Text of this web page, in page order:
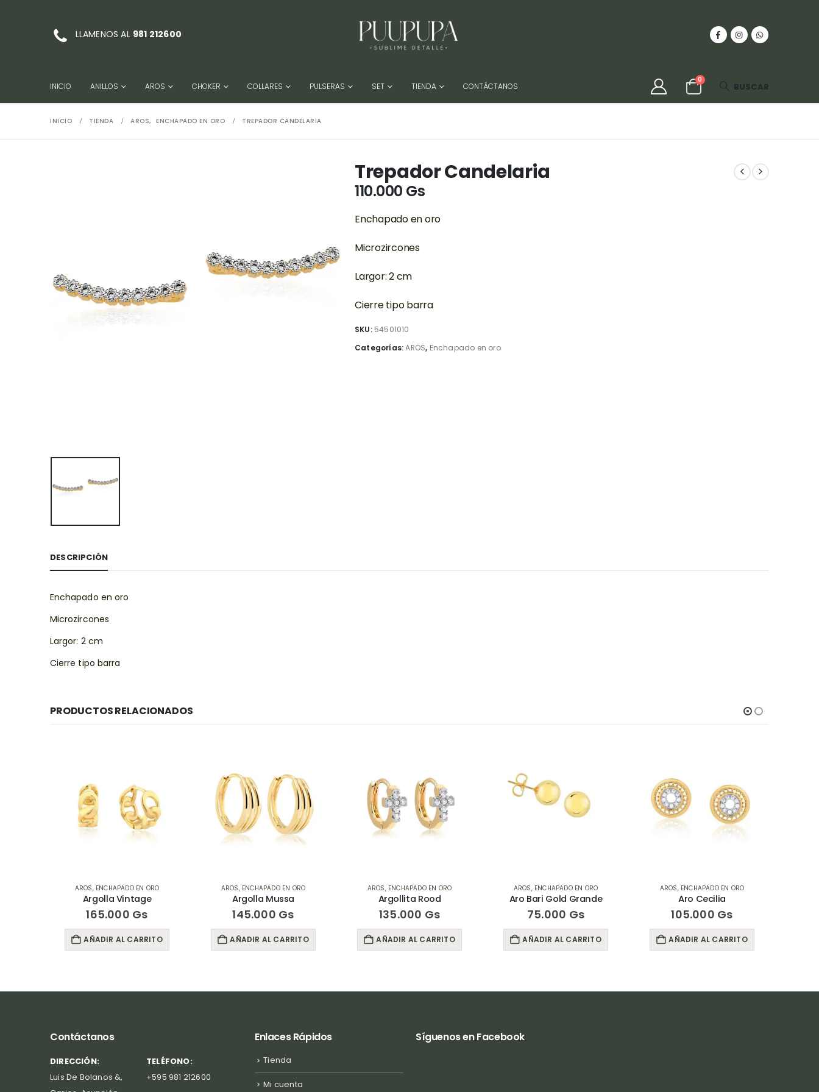
LLAMENOS AL 981 212600
INICIO ANILLOS AROS CHOKER COLLARES PULSERAS SET TIENDA CONTÁCTANOS
0
BUSCAR
INICIO TIENDA AROS, ENCHAPADO EN ORO TREPADOR CANDELARIA
Trepador Candelaria
110.000 Gs
Enchapado en oro
Microzircones
Largor: 2 cm
Cierre tipo barra
SKU: 54501010
Categorías:AROS, Enchapado en oro
DESCRIPCIÓN
Enchapado en oro
Microzircones
Largor: 2 cm
Cierre tipo barra
PRODUCTOS RELACIONADOS
AROS, ENCHAPADO EN ORO
Argolla Vintage
165.000 Gs
AÑADIR AL CARRITO
AROS, ENCHAPADO EN ORO
Argolla Mussa
145.000 Gs
AÑADIR AL CARRITO
AROS, ENCHAPADO EN ORO
Argollita Rood
135.000 Gs
AÑADIR AL CARRITO
AROS, ENCHAPADO EN ORO
Aro Bari Gold Grande
75.000 Gs
AÑADIR AL CARRITO
AROS, ENCHAPADO EN ORO
Aro Cecilia
105.000 Gs
AÑADIR AL CARRITO
Contáctanos
DIRECCIÓN:
Luis De Bolanos &,
TELÉFONO:
+595 981 212600
Enlaces Rápidos
Tienda
Mi cuenta
Síguenos en Facebook